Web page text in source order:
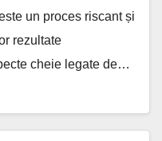
un proces riscant și
rezultate
cheie legate de…